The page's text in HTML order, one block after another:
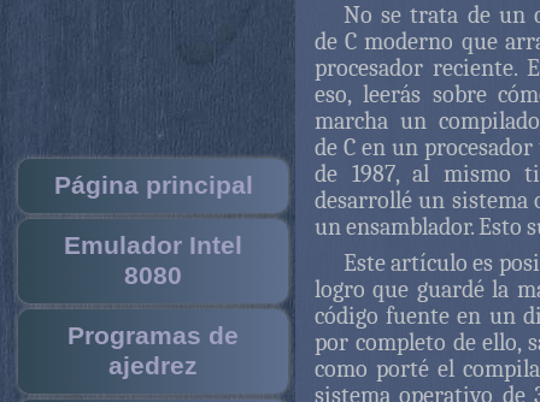
Página principal
Emulador Intel
8080
Programas de
ajedrez
No se trata de un
de C moderno que
procesador reciente.
eso, leerás sobre
marcha un
de C en un
de 1987, al mismo
desarrollé un sistema
un ensamblador. Esto
Este artículo es
logro que guardé la
código fuente en un
por completo de ello,
como porté el
sistema operativo de